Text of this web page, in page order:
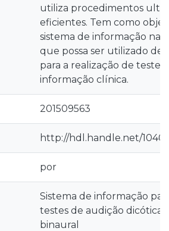
utiliza procedimentos
eficientes. Tem como
sistema de informação na
que possa ser utilizado de
para a realização de testes
informação clínica.
201509563
http://hdl.handle.net/
por
Sistema de informação
testes de audição dicótica
binaural